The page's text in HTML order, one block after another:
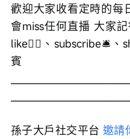
歡迎大家收看定時的每
會miss任何直播 大家
like👍🏻、subscribe🛎
孫子大戶社交平台 邀請